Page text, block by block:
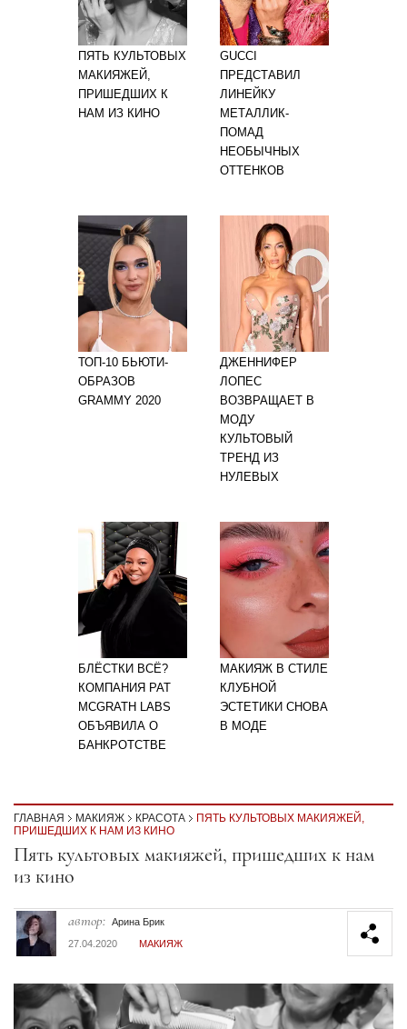
ПЯТЬ КУЛЬТОВЫХ
МАКИЯЖЕЙ,
ПРИШЕДШИХ К
НАМ ИЗ КИНО
GUCCI
ПРЕДСТАВИЛ
ЛИНЕЙКУ
МЕТАЛЛИК-
ПОМАД
НЕОБЫЧНЫХ
ОТТЕНКОВ
ТОП-10 БЬЮТИ-
ОБРАЗОВ
GRAMMY 2020
ДЖЕННИФЕР
ЛОПЕС
ВОЗВРАЩАЕТ В
МОДУ
КУЛЬТОВЫЙ
ТРЕНД ИЗ
НУЛЕВЫХ
БЛЁСТКИ ВСЁ?
КОМПАНИЯ PAT
MCGRATH LABS
ОБЪЯВИЛА О
БАНКРОТСТВЕ
МАКИЯЖ В СТИЛЕ
КЛУБНОЙ
ЭСТЕТИКИ СНОВА
В МОДЕ
ГЛАВНАЯ МАКИЯЖ КРАСОТА
ПЯТЬ КУЛЬТОВЫХ МАКИЯЖЕЙ,
ПРИШЕДШИХ К НАМ ИЗ КИНО
Секция статей
Пять культовых макияжей, пришедших к нам
из кино
автор: Арина Брик
27.04.2020
МАКИЯЖ